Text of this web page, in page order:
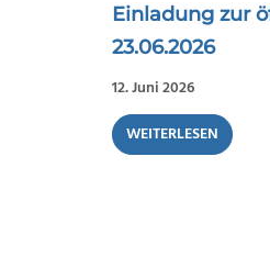
Einladung zur
23.06.2026
12. Juni 2026
WEITERLESEN